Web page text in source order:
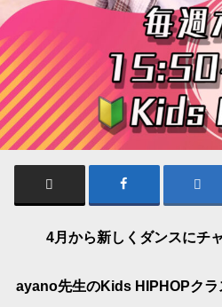
4月から新しくダンスにチ
ayano先生のKids HIPHOPクラ